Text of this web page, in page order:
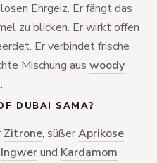
Ehrgeiz. Er fängt das
zu blicken. Er wirkt offen
Er verbindet frische
Mischung aus woody
DUBAI SAMA?
Zitrone, süßerAprikose
Ingwerund Kardamom